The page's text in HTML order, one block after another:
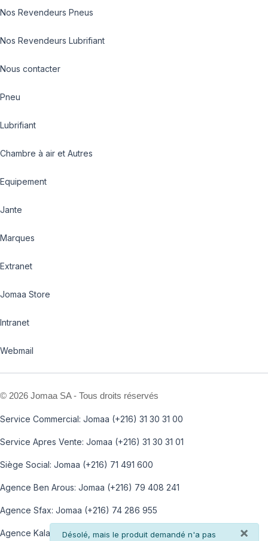
×
info
Désolé, mais le produit demandé n'a pas
Nos Revendeurs Pneus
Nos Revendeurs Lubrifiant
Nous contacter
Pneu
Lubrifiant
Chambre à air et Autres
Equipement
Jante
Marques
Extranet
Jomaa Store
Intranet
Webmail
© 2026 Jomaa SA - Tous droits réservés
Service Commercial: Jomaa (+216) 31 30 31 00
Service Apres Vente: Jomaa (+216) 31 30 31 01
Siège Social: Jomaa (+216) 71 491 600
Agence Ben Arous: Jomaa (+216) 79 408 241
Agence Sfax: Jomaa (+216) 74 286 955
Agence Kalaa: Jomaa (+216) 73 812 100